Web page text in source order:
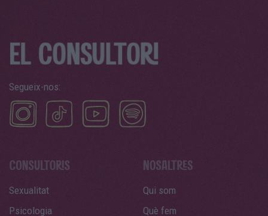
Segueix-nos:
Sexualitat
Psicologia
Qui som
Què fem